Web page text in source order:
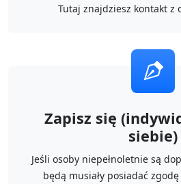
Tutaj znajdziesz kontakt z
Zapisz się
siebie)
Jeśli osoby niepełnoletnie są
będą musiały posiadać